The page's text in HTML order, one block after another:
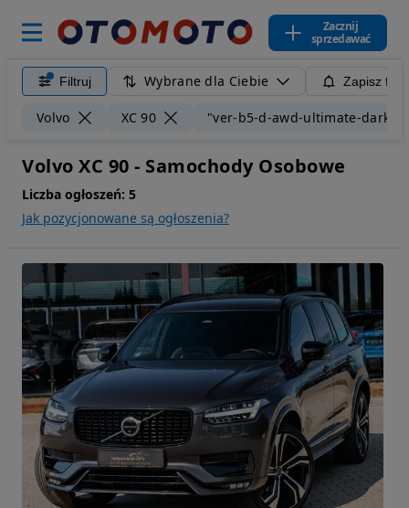
Zacznij
sprzedawać
Filtruj Wybrane dla Ciebie Zapisz
Volvo XC 90 "ver-b5-d-awd-ultimate-dark"
Volvo XC 90 - Samochody Osobowe
Liczba ogłoszeń: 5
Jak pozycjonowane są ogłoszenia?